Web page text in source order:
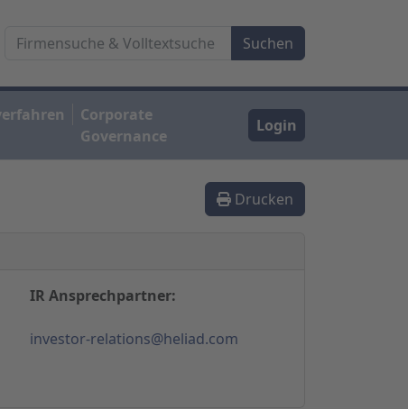
Corporate
Governance
Login
Drucken
IR Ansprechpartner:
investor-relations@heliad.com